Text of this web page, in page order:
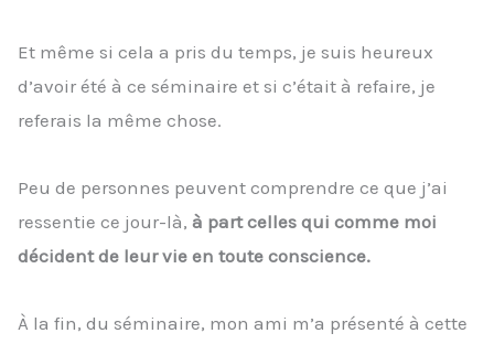
Et même si cela a pris du temps, je suis heureux
d’avoir été à ce séminaire et si c’était à refaire, je
referais la même chose.
Peu de personnes peuvent comprendre ce que j’ai
ressentie ce jour-là, à part celles qui comme moi
décident de leur vie en toute conscience.
À la fin, du séminaire, mon ami m’a présenté à cette